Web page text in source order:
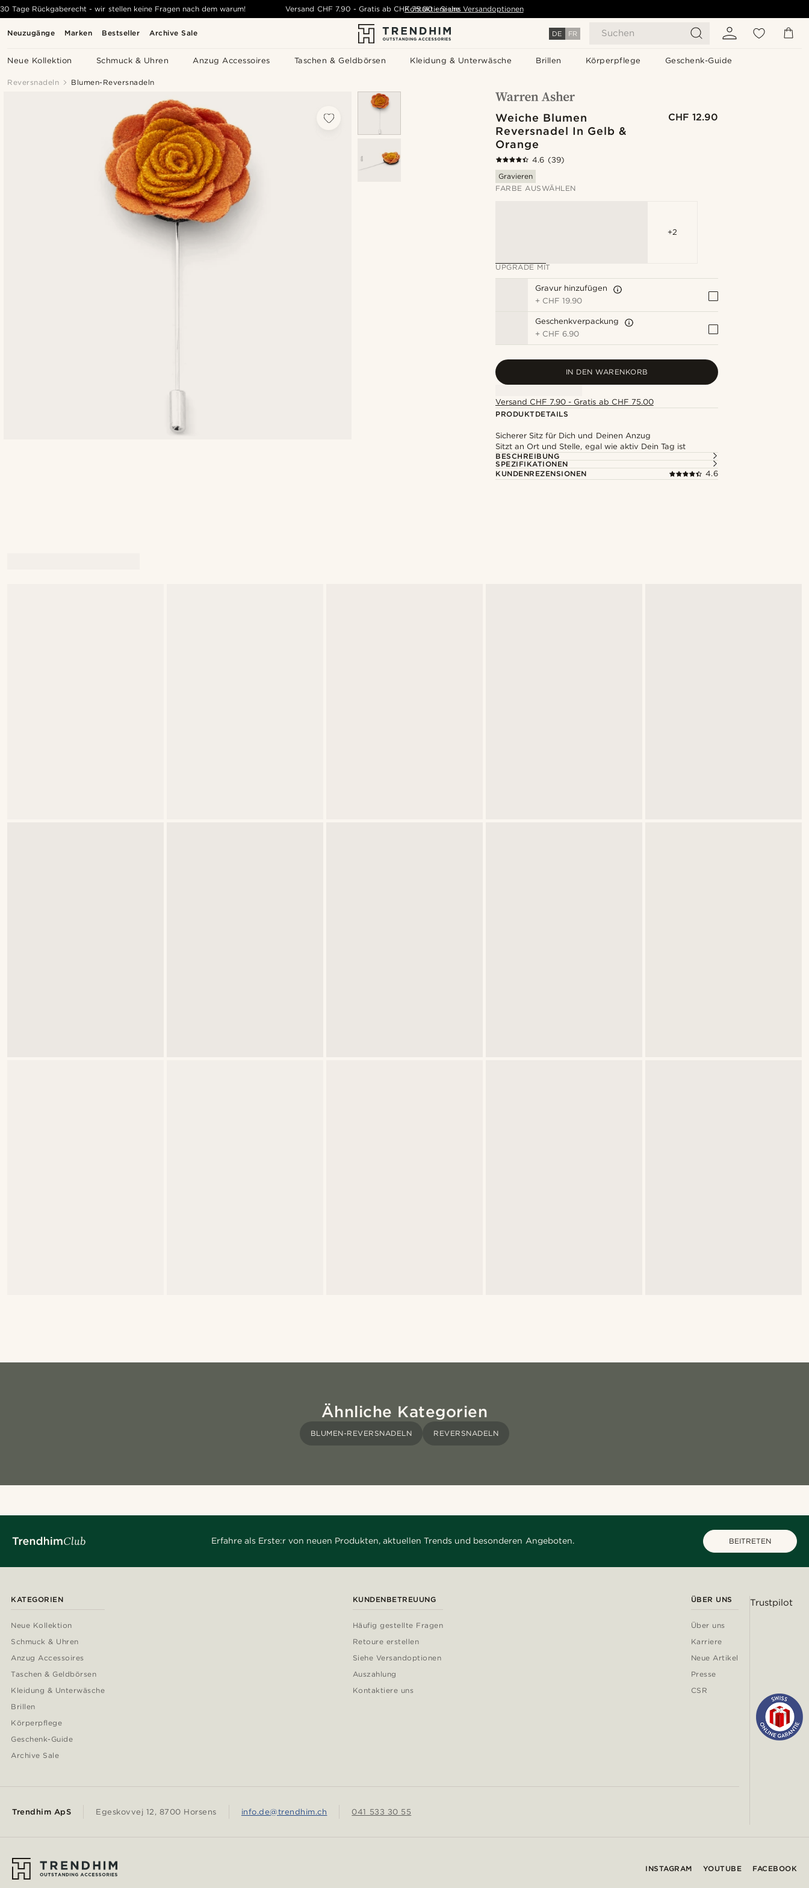
Neuzugänge Marken Bestseller Archive Sale DE FR Suchen
Neue Kollektion Schmuck & Uhren Anzug Accessoires Taschen & Geldbörsen Kleidung & Unterwäsche Brillen Körperpflege Geschenk-Guide
30 Tage Rückgaberecht - wir stellen keine Fragen nach dem warum! Versand CHF 7.90 - Gratis ab CHF 75.00 - Siehe Versandoptionen
Kontaktiere uns
Reversnadeln Blumen-Reversnadeln
Weiche Blumen
Reversnadel In Gelb &
Orange
CHF 12.90
4.6 (39)
Gravieren
FARBE AUSWÄHLEN
+2
UPGRADE MIT
Gravur hinzufügen
+ CHF 19.90
Geschenkverpackung
+ CHF 6.90
IN DEN WARENKORB
Versand CHF 7.90 - Gratis ab CHF 75.00
PRODUKTDETAILS
Sicherer Sitz für Dich und Deinen Anzug
Sitzt an Ort und Stelle, egal wie aktiv Dein Tag ist
BESCHREIBUNG
SPEZIFIKATIONEN
KUNDENREZENSIONEN
4.6
Ähnliche Kategorien
BLUMEN-REVERSNADELN REVERSNADELN
Erfahre als Erste:r von neuen Produkten, aktuellen Trends und besonderen Angeboten. BEITRETEN
KATEGORIEN
Neue Kollektion
Schmuck & Uhren
Anzug Accessoires
Taschen & Geldbörsen
Kleidung & Unterwäsche
Brillen
Körperpflege
Geschenk-Guide
Archive Sale
KUNDENBETREUUNG
Häufig gestellte Fragen
Retoure erstellen
Siehe Versandoptionen
Auszahlung
Kontaktiere uns
ÜBER UNS
Über uns
Karriere
Neue Artikel
Presse
CSR
Trendhim ApS Egeskovvej 12, 8700 Horsens info.de@trendhim.ch 041 533 30 55
Trustpilot
INSTAGRAM YOUTUBE FACEBOOK